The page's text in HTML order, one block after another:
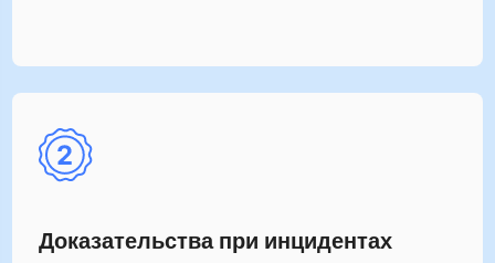
Доказательства при инцидентах